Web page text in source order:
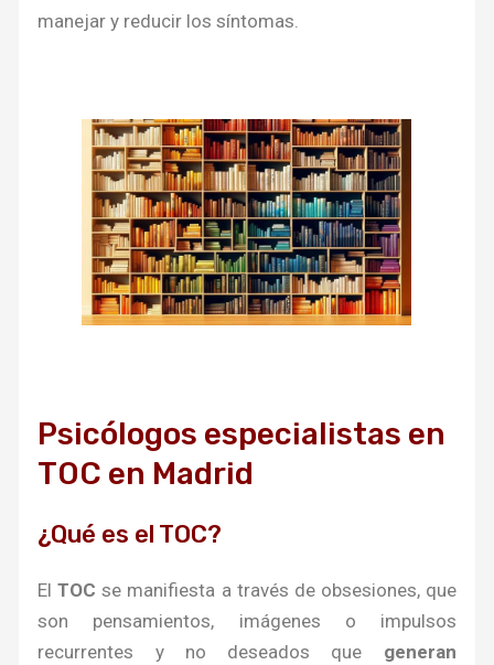
manejar y reducir los síntomas.
Psicólogos especialistas en
TOC en Madrid
¿Qué es el TOC?
ElTOCse manifiesta a través de obsesiones, que
son pensamientos, imágenes o impulsos
recurrentes y no deseados que generan